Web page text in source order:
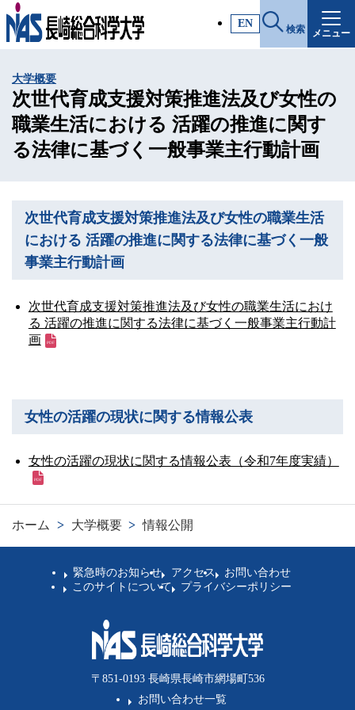
EN 検索 メニュー
施設・アクセス
入試情報
各種証明書
一般・社会人の方
学生・教職員の方
お問い合わせ
緊急時のお知らせ
このサイトについて
プライバシーポリシー
閉じる
大学概要
次世代育成支援対策推進法及び女性の
職業生活における 活躍の推進に関す
る法律に基づく一般事業主行動計画
次世代育成支援対策推進法及び女性の職業生活
における 活躍の推進に関する法律に基づく一般
事業主行動計画
次世代育成支援対策推進法及び女性の職業生活におけ
る 活躍の推進に関する法律に基づく一般事業主行動計
画
女性の活躍の現状に関する情報公表
女性の活躍の現状に関する情報公表（令和7年度実績）
ホーム > 大学概要 > 情報公開
緊急時のお知らせ アクセス
お問い合わせ
このサイトについて
プライバシーポリシー
〒851-0193 長崎県長崎市網場町536
お問い合わせ一覧